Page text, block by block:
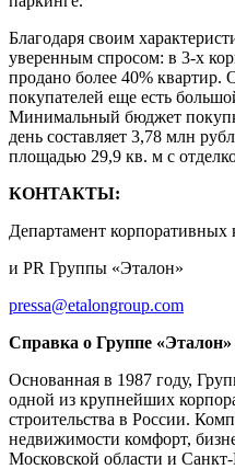
Благодаря своим
уверенным спросом: в 3-х
продано более 40% квартир.
покупателей еще есть
Минимальный бюджет
день составляет 3,78 млн
площадью 29,9 кв. м с
КОНТАКТЫ:
Департамент
и PR Группы «Эталон»
pressa@etalongroup.com
Справка о Группе «Эталон»
Основанная в 1987 году,
одной из крупнейших
строительства в России.
недвижимости комфорт,
Московской области и Санкт-